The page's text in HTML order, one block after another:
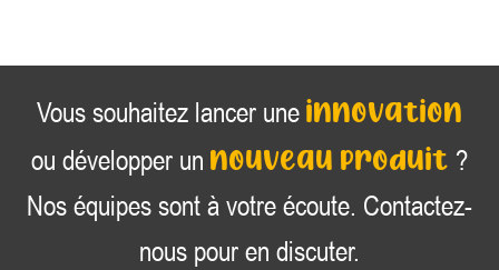
Vous souhaitez lancer une innovation
ou développer un nouveau produit ?
Nos équipes sont à votre écoute. Contactez-
nous pour en discuter.